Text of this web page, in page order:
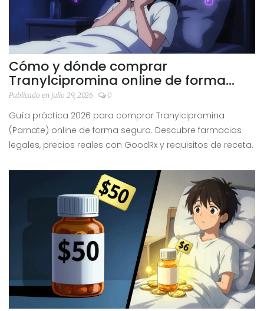
Cómo y dónde comprar
Tranylcipromina online de forma
segura en 2026
Publicado en julio 29, 2026 0
Guía práctica 2026 para comprar Tranylcipromina
(Parnate) online de forma segura. Descubre farmacias
legales, precios reales con GoodRx y requisitos de receta.